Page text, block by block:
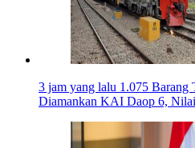
3 jam yang lalu 1.075 Barang
Diamankan KAI Daop 6,